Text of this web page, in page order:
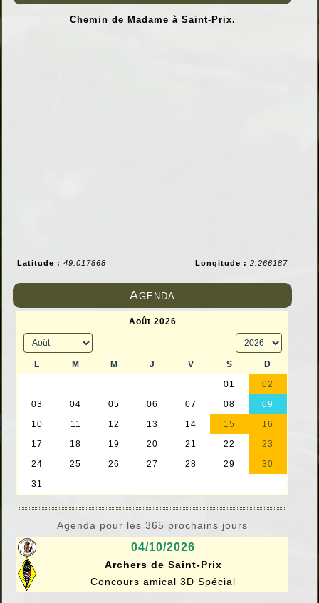
Chemin de Madame à Saint-Prix.
Latitude : 49.017868 Longitude : 2.266187
Agenda
Agenda pour les 365 prochains jours
04/10/2026
Archers de Saint-Prix
Concours amical 3D Spécial